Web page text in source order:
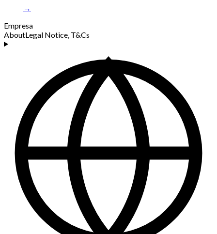
→
Empresa
AboutLegal Notice, T&Cs